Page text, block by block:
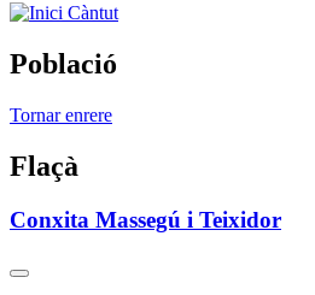
Càntut
Població
Tornar enrere
Flaçà
Conxita Massegú i Teixidor